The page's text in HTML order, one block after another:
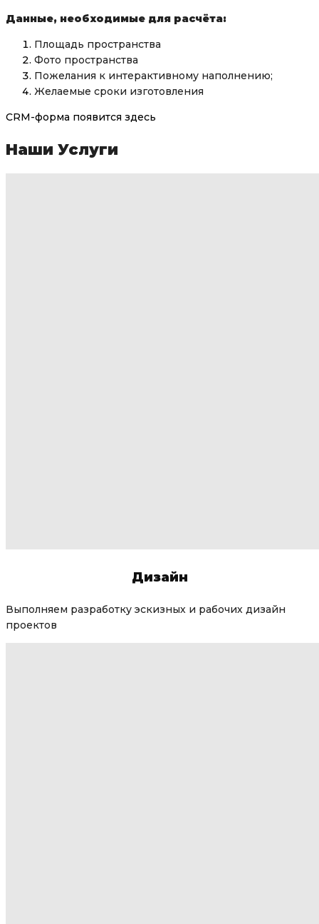
Данные, необходимые для расчёта:
Площадь пространства
Фото пространства
Пожелания к интерактивному наполнению;
Желаемые сроки изготовления
CRM-форма появится здесь
Наши Услуги
Дизайн
Выполняем разработку эскизных и рабочих дизайн
проектов